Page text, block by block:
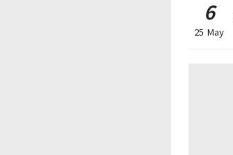
6
25 May